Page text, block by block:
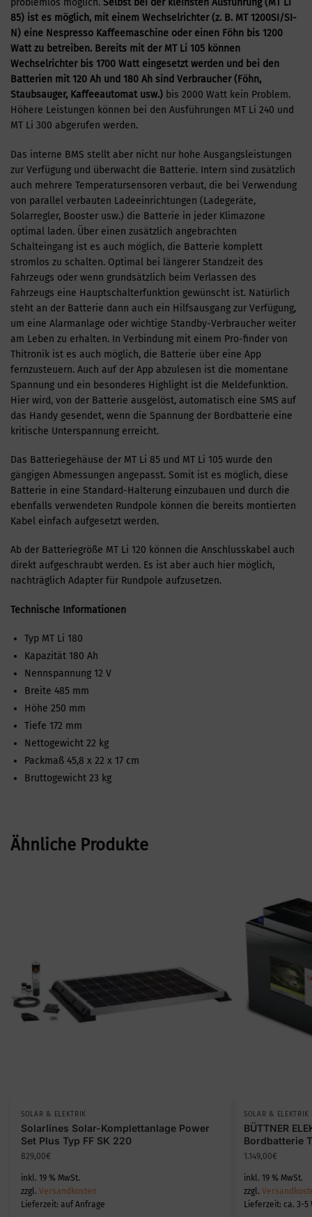
problemlos möglich. Selbst bei der kleinsten Ausführung (MT Li
85) ist es möglich, mit einem Wechselrichter (z. B. MT 1200SI/SI-
N) eine Nespresso Kaffeemaschine oder einen Föhn bis 1200
Watt zu betreiben. Bereits mit der MT Li 105 können
Wechselrichter bis 1700 Watt eingesetzt werden und bei den
Batterien mit 120 Ah und 180 Ah sind Verbraucher (Föhn,
Staubsauger, Kaffeeautomat usw.) bis 2000 Watt kein Problem.
Höhere Leistungen können bei den Ausführungen MT Li 240 und
MT Li 300 abgerufen werden.
Das interne BMS stellt aber nicht nur hohe Ausgangsleistungen
zur Verfügung und überwacht die Batterie. Intern sind zusätzlich
auch mehrere Temperatursensoren verbaut, die bei Verwendung
von parallel verbauten Ladeeinrichtungen (Ladegeräte,
Solarregler, Booster usw.) die Batterie in jeder Klimazone
optimal laden. Über einen zusätzlich angebrachten
Schalteingang ist es auch möglich, die Batterie komplett
stromlos zu schalten. Optimal bei längerer Standzeit des
Fahrzeugs oder wenn grundsätzlich beim Verlassen des
Fahrzeugs eine Hauptschalterfunktion gewünscht ist. Natürlich
steht an der Batterie dann auch ein Hilfsausgang zur Verfügung,
um eine Alarmanlage oder wichtige Standby-Verbraucher weiter
am Leben zu erhalten. In Verbindung mit einem Pro-finder von
Thitronik ist es auch möglich, die Batterie über eine App
fernzusteuern. Auch auf der App abzulesen ist die momentane
Spannung und ein besonderes Highlight ist die Meldefunktion.
Hier wird, von der Batterie ausgelöst, automatisch eine SMS auf
das Handy gesendet, wenn die Spannung der Bordbatterie eine
kritische Unterspannung erreicht.
Das Batteriegehäuse der MT Li 85 und MT Li 105 wurde den
gängigen Abmessungen angepasst. Somit ist es möglich, diese
Batterie in eine Standard-Halterung einzubauen und durch die
ebenfalls verwendeten Rundpole können die bereits montierten
Kabel einfach aufgesetzt werden.
Ab der Batteriegröße MT Li 120 können die Anschlusskabel auch
direkt aufgeschraubt werden. Es ist aber auch hier möglich,
nachträglich Adapter für Rundpole aufzusetzen.
Technische Informationen
Typ MT Li 180
Kapazität 180 Ah
Nennspannung 12 V
Breite 485 mm
Höhe 250 mm
Tiefe 172 mm
Nettogewicht 22 kg
Packmaß 45,8 x 22 x 17 cm
Bruttogewicht 23 kg
Ähnliche Produkte
SOLAR & ELEKTRIK
Solarlines Solar-Komplettanlage Power
Set Plus Typ FF SK 220
829,00€
inkl. 19 % MwSt.
zzgl. Versandkosten
Lieferzeit: auf Anfrage
SOLAR & ELEKTRIK
BÜTTNER
Bordbatterie
1.149,00€
inkl. 19 % MwSt.
zzgl.
Lieferzeit: ca. 3-5